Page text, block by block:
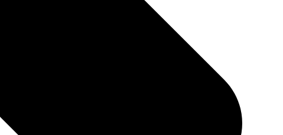
в него пальцем, показывая где живут. Магнитная